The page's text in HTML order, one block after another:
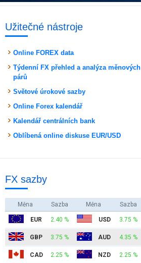
Užitečné nástroje
Online FOREX data
Týdenní FX přehled a analýza měnových
párů
Světové úrokové sazby
Online Forex kalendář
Kalendář centrálních bank
Oblíbená online diskuse EUR/USD
FX sazby
Měna Sazba Měna Sazba
EUR 2.40 % USD 3.75 %
GBP 3.75 % AUD 4.35 %
CAD 2.25 % NZD 2.25 %